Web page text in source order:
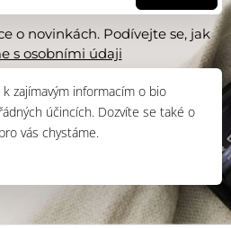
o novinkách. Podívejte se, jak
s osobními údaji
k zajímavým informacím o bio
účincích. Dozvíte se také o
vás chystáme.